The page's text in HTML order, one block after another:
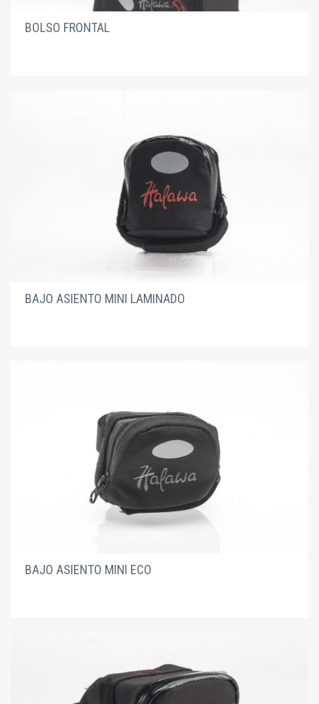
BOLSO FRONTAL
BAJO ASIENTO MINI LAMINADO
BAJO ASIENTO MINI ECO